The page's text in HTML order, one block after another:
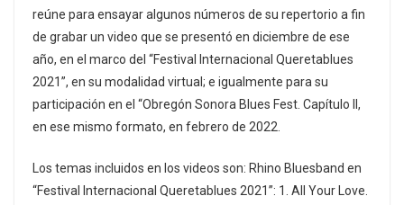
reúne para ensayar algunos números de su repertorio a fin
de grabar un video que se presentó en diciembre de ese
año, en el marco del “Festival Internacional Queretablues
2021”, en su modalidad virtual; e igualmente para su
participación en el “Obregón Sonora Blues Fest. Capítulo II,
en ese mismo formato, en febrero de 2022.
Los temas incluidos en los videos son: Rhino Bluesband en
“Festival Internacional Queretablues 2021”: 1. All Your Love.